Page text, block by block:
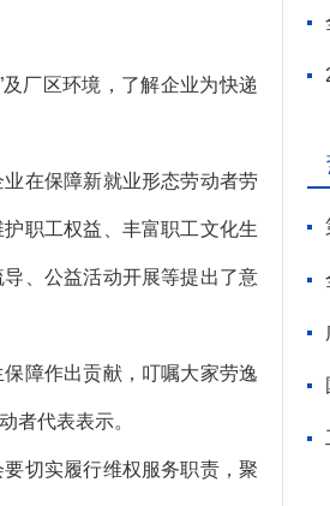
厂区环境，了解企业为快递
在保障新就业形态劳动者劳
职工权益、丰富职工文化生
、公益活动开展等提出了意
障作出贡献，叮嘱大家劳逸
者代表表示。
切实履行维权服务职责，聚